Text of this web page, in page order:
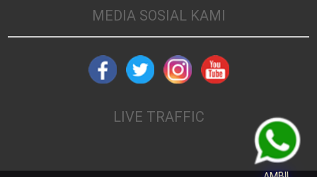
MEDIA SOSIAL KAMI
LIVE TRAFFIC
AMBIL